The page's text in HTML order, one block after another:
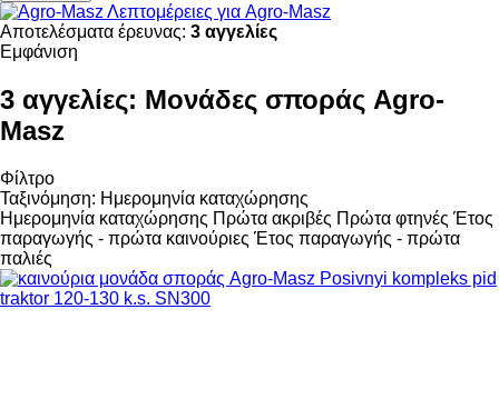
Λεπτομέρειες για Agro-Masz
Αποτελέσματα έρευνας: 3 αγγελίες
Εμφάνιση
3 αγγελίες: Μονάδες σποράς Agro-
Masz
Φίλτρο
Ταξινόμηση: Ημερομηνία καταχώρησης
Ημερομηνία καταχώρησης Πρώτα ακριβές Πρώτα φτηνές Έτος
παραγωγής - πρώτα καινούριες Έτος παραγωγής - πρώτα
παλιές